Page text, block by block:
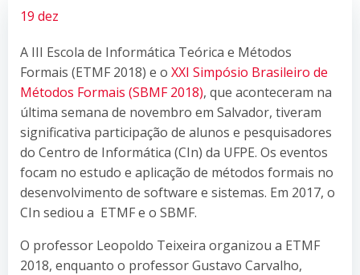
19 dez
A III Escola de Informática Teórica e Métodos
Formais (ETMF 2018) e o XXI Simpósio Brasileiro de
Métodos Formais (SBMF 2018), que aconteceram na
última semana de novembro em Salvador, tiveram
significativa participação de alunos e pesquisadores
do Centro de Informática (CIn) da UFPE. Os eventos
focam no estudo e aplicação de métodos formais no
desenvolvimento de software e sistemas. Em 2017, o
CIn sediou a ETMF e o SBMF.
O professor Leopoldo Teixeira organizou a ETMF
2018, enquanto o professor Gustavo Carvalho,